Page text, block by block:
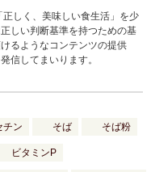
しく、美味しい食生活」を少
しい判断基準を持つための基
るようなコンテンツの提供
信してまいります。
チン そば そば粉
ビタミンP